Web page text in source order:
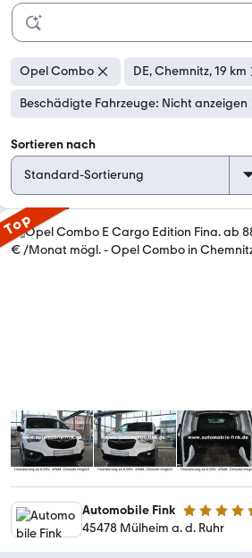
Opel Combo DE, Chemnitz, 19 km
Beschädigte Fahrzeuge: Nicht anzeigen
Sortieren nach
Top
Automobile Fink 5 Sterne
45478 Mülheim a. d. Ruhr